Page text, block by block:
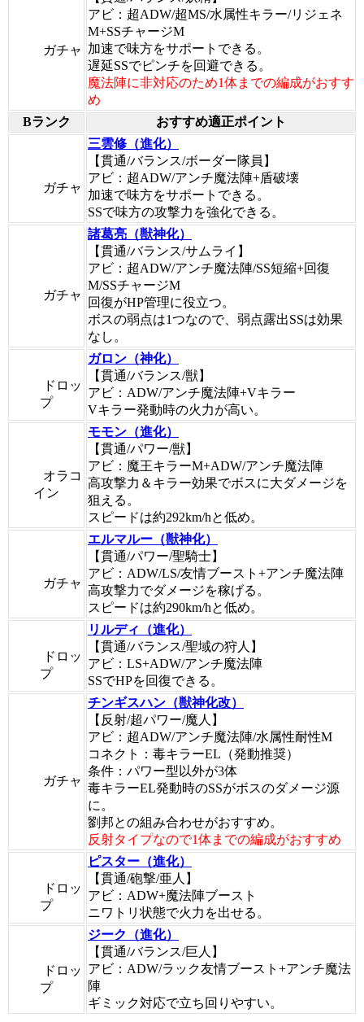
ガチャ
アビ：超ADW/超MS/水属性キラー/リジェネ
M+SSチャージM
加速で味方をサポートできる。
遅延SSでピンチを回避できる。
魔法陣に非対応のため1体までの編成がおすす
め
Bランク
おすすめ適正ポイント
ガチャ
三雲修（進化）
【貫通/バランス/ボーダー隊員】
アビ：超ADW/アンチ魔法陣+盾破壊
加速で味方をサポートできる。
SSで味方の攻撃力を強化できる。
ガチャ
諸葛亮（獣神化）
【貫通/バランス/サムライ】
アビ：超ADW/アンチ魔法陣/SS短縮+回復
M/SSチャージM
回復がHP管理に役立つ。
ボスの弱点は1つなので、弱点露出SSは効果
なし。
ドロッ
プ
ガロン（神化）
【貫通/バランス/獣】
アビ：ADW/アンチ魔法陣+Vキラー
Vキラー発動時の火力が高い。
オラコ
イン
モモン（進化）
【貫通/パワー/獣】
アビ：魔王キラーM+ADW/アンチ魔法陣
高攻撃力＆キラー効果でボスに大ダメージを
狙える。
スピードは約292km/hと低め。
ガチャ
エルマルー（獣神化）
【貫通/パワー/聖騎士】
アビ：ADW/LS/友情ブースト+アンチ魔法陣
高攻撃力でダメージを稼げる。
スピードは約290km/hと低め。
ドロッ
プ
リルディ（進化）
【貫通/バランス/聖域の狩人】
アビ：LS+ADW/アンチ魔法陣
SSでHPを回復できる。
ガチャ
チンギスハン（獣神化改）
【反射/超パワー/魔人】
アビ：超ADW/アンチ魔法陣/水属性耐性M
コネクト：毒キラーEL（発動推奨）
条件：パワー型以外が3体
毒キラーEL発動時のSSがボスのダメージ源
に。
劉邦との組み合わせがおすすめ。
反射タイプなので1体までの編成がおすすめ
ドロッ
プ
ピスター（進化）
【貫通/砲撃/亜人】
アビ：ADW+魔法陣ブースト
ニワトリ状態で火力を出せる。
ドロッ
プ
ジーク（進化）
【貫通/バランス/巨人】
アビ：ADW/ラック友情ブースト+アンチ魔法
陣
ギミック対応で立ち回りやすい。